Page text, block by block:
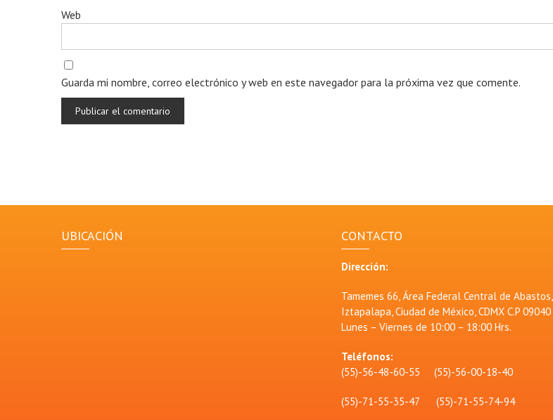
Web
Guarda mi nombre, correo electrónico y web en este navegador para la próxima vez que comente.
UBICACIÓN CONTACTO
Dirección:
Tamemes 66, Área Federal Central de Abastos,
Iztapalapa, Ciudad de México, CDMX C.P 09040
Lunes – Viernes de 10:00 – 18:00 Hrs.
Teléfonos:
(55)-56-48-60-55 (55)-56-00-18-40
(55)-71-55-35-47 (55)-71-55-74-94